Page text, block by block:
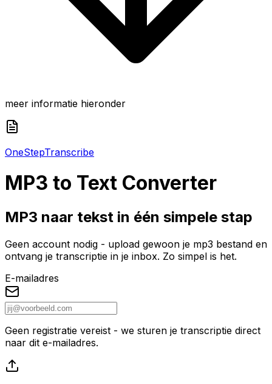
meer informatie hieronder
OneStepTranscribe
MP3 to Text Converter
MP3 naar tekst in één simpele stap
Geen account nodig - upload gewoon je mp3 bestand en
ontvang je transcriptie in je inbox. Zo simpel is het.
E-mailadres
Geen registratie vereist - we sturen je transcriptie direct
naar dit e-mailadres.